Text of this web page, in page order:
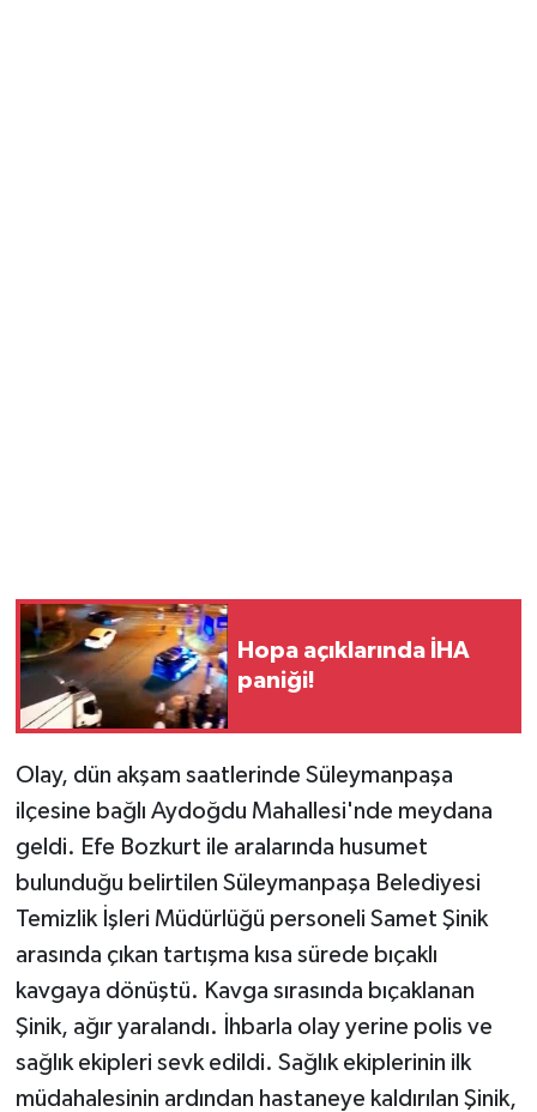
Hopa açıklarında İHA
paniği!
Olay, dün akşam saatlerinde Süleymanpaşa
ilçesine bağlı Aydoğdu Mahallesi'nde meydana
geldi. Efe Bozkurt ile aralarında husumet
bulunduğu belirtilen Süleymanpaşa Belediyesi
Temizlik İşleri Müdürlüğü personeli Samet Şinik
arasında çıkan tartışma kısa sürede bıçaklı
kavgaya dönüştü. Kavga sırasında bıçaklanan
Şinik, ağır yaralandı. İhbarla olay yerine polis ve
sağlık ekipleri sevk edildi. Sağlık ekiplerinin ilk
müdahalesinin ardından hastaneye kaldırılan Şinik,